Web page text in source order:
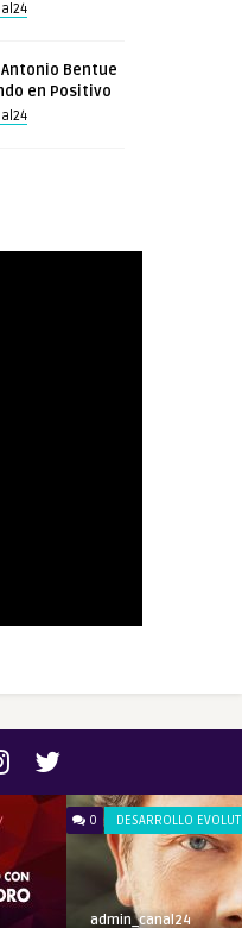
Antonio Bentue
en Positivo
0 DESARROLLO
admin_canal24